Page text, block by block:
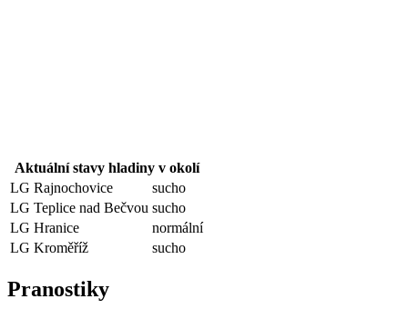
Aktuální stavy hladiny v okolí
LG Rajnochovice
sucho
LG Teplice nad Bečvou sucho
LG Hranice
normální
LG Kroměříž
sucho
Pranostiky